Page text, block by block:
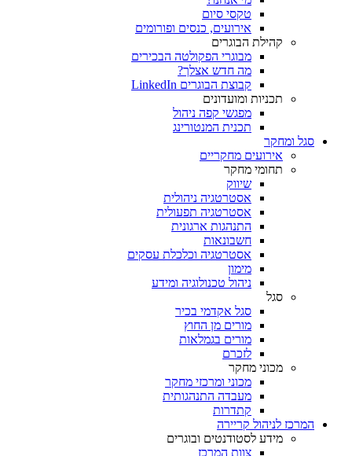
טקסי סיום
אירועים, כנסים ופורומים
קהילת הבוגרים
מבוגרי הפקולטה הבכירים
מה חדש אצלך?
קבוצת הבוגרים LinkedIn
תכניות ומועדונים
מפגשי קפה ניהול
תכנית המנטורינג
סגל ומחקר
אירועים מחקריים
תחומי מחקר
שיווק
אסטרטגיה ניהולית
אסטרטגיה תפעולית
התנהגות ארגונית
חשבונאות
אסטרטגיה וכלכלת עסקים
מימון
ניהול טכנולוגיה ומידע
סגל
סגל אקדמי בכיר
מורים מן החוץ
מורים בגמלאות
לזכרם
מכוני מחקר
מכוני ומרכזי מחקר
מעבדה התנהגותית
קתדרות
המרכז לניהול קריירה
מידע לסטודנטים ובוגרים
צוות המרכז